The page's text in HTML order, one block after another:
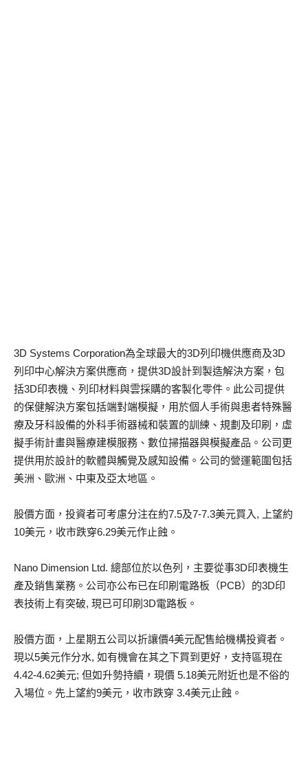
3D Systems Corporation為全球最大的3D列印機供應商及3D
列印中心解決方案供應商，提供3D設計到製造解決方案，包
括3D印表機、列印材料與雲採購的客製化零件。此公司提供
的保健解決方案包括端對端模擬，用於個人手術與患者特殊醫
療及牙科設備的外科手術器械和裝置的訓練、規劃及印刷，虛
擬手術計畫與醫療建模服務、數位掃描器與模擬產品。公司更
提供用於設計的軟體與觸覺及感知設備。公司的營運範圍包括
美洲、歐洲、中東及亞太地區。
股價方面，投資者可考慮分注在約7.5及7-7.3美元買入, 上望約
10美元，收市跌穿6.29美元作止蝕。
Nano Dimension Ltd. 總部位於以色列，主要從事3D印表機生
產及銷售業務。公司亦公布已在印刷電路板（PCB）的3D印
表技術上有突破, 現已可印刷3D電路板。
股價方面，上星期五公司以折讓價4美元配售給機構投資者。
現以5美元作分水, 如有機會在其之下買到更好，支持區現在
4.42-4.62美元; 但如升勢持續，現價 5.18美元附近也是不俗的
入場位。先上望約9美元，收市跌穿 3.4美元止蝕。